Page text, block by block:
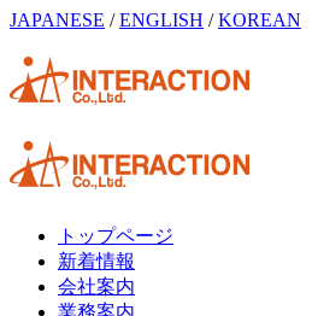
JAPANESE /ENGLISH /KOREAN
トップページ
新着情報
会社案内